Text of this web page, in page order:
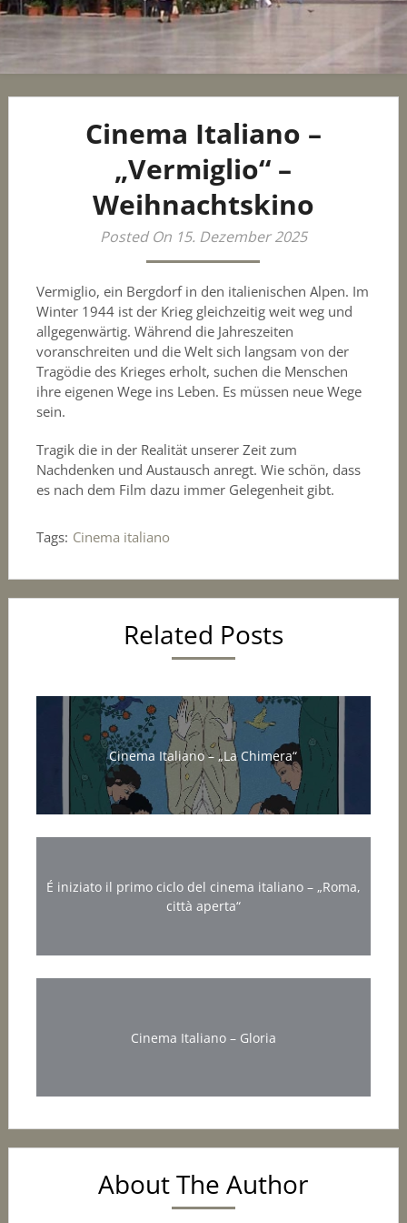
Cinema Italiano –
„Vermiglio“ –
Weihnachtskino
Posted On 15. Dezember 2025
Vermiglio, ein Bergdorf in den italienischen Alpen. Im
Winter 1944 ist der Krieg gleichzeitig weit weg und
allgegenwärtig. Während die Jahreszeiten
voranschreiten und die Welt sich langsam von der
Tragödie des Krieges erholt, suchen die Menschen
ihre eigenen Wege ins Leben. Es müssen neue Wege
sein.
Tragik die in der Realität unserer Zeit zum
Nachdenken und Austausch anregt. Wie schön, dass
es nach dem Film dazu immer Gelegenheit gibt.
Tags: Cinema italiano
Related Posts
Cinema Italiano – „La Chimera“
É iniziato il primo ciclo del cinema italiano – „Roma,
città aperta“
Cinema Italiano – Gloria
About The Author